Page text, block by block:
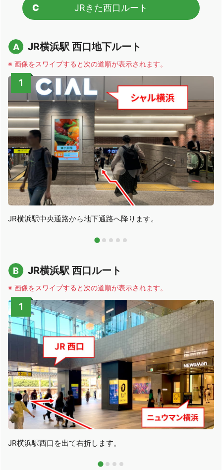
C JRきた西口ルート
A JR横浜駅 西口地下ルート
※ 画像をスワイプすると次の道順が表示されます。
JR横浜駅中央通路から地下通路へ降ります。
B JR横浜駅 西口ルート
※ 画像をスワイプすると次の道順が表示されます。
JR横浜駅西口を出て右折します。